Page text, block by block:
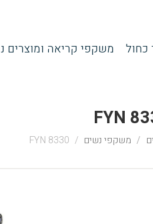
כחול משקפי קריאה ומוצרים
FYN
משקפי נשים FYN 8330